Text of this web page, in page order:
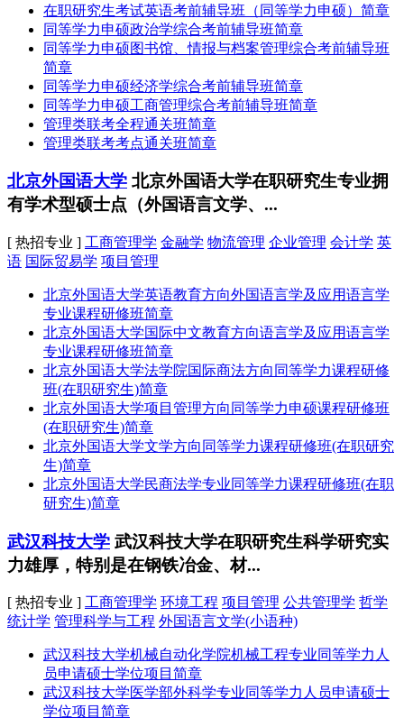
在职研究生考试英语考前辅导班（同等学力申硕）简章
同等学力申硕政治学综合考前辅导班简章
同等学力申硕图书馆、情报与档案管理综合考前辅导班
简章
同等学力申硕经济学综合考前辅导班简章
同等学力申硕工商管理综合考前辅导班简章
管理类联考全程通关班简章
管理类联考考点通关班简章
北京外国语大学 北京外国语大学在职研究生专业拥
有学术型硕士点（外国语言文学、...
[ 热招专业 ] 工商管理学 金融学 物流管理 企业管理 会计学 英
语 国际贸易学 项目管理
北京外国语大学英语教育方向外国语言学及应用语言学
专业课程研修班简章
北京外国语大学国际中文教育方向语言学及应用语言学
专业课程研修班简章
北京外国语大学法学院国际商法方向同等学力课程研修
班(在职研究生)简章
北京外国语大学项目管理方向同等学力申硕课程研修班
(在职研究生)简章
北京外国语大学文学方向同等学力课程研修班(在职研究
生)简章
北京外国语大学民商法学专业同等学力课程研修班(在职
研究生)简章
武汉科技大学 武汉科技大学在职研究生科学研究实
力雄厚，特别是在钢铁冶金、材...
[ 热招专业 ] 工商管理学 环境工程 项目管理 公共管理学 哲学
统计学 管理科学与工程 外国语言文学(小语种)
武汉科技大学机械自动化学院机械工程专业同等学力人
员申请硕士学位项目简章
武汉科技大学医学部外科学专业同等学力人员申请硕士
学位项目简章